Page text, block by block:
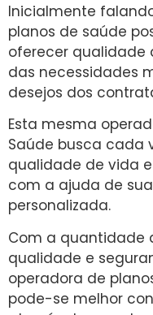
Inicialmente
planos de saúde
oferecer qualidade
das necessidades
desejos dos
Esta mesma
Saúde busca cada
qualidade de vida
com a ajuda de
personalizada.
Com a quantidade
qualidade e
operadora de
pode-se melhor